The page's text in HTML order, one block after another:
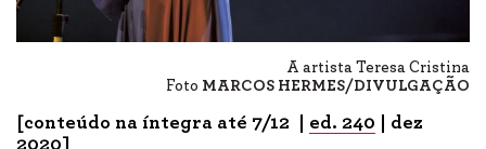
A artista Teresa Cristina
Foto MARCOS HERMES/DIVULGAÇÃO
[conteúdo na íntegra até 7/12 | ed. 240 | dez
2020]